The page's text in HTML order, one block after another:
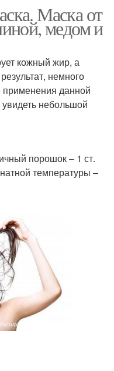
Маска от
медом и
кожный жир, а
немного
данной
небольшой
порошок – 1 ст.
температуры –